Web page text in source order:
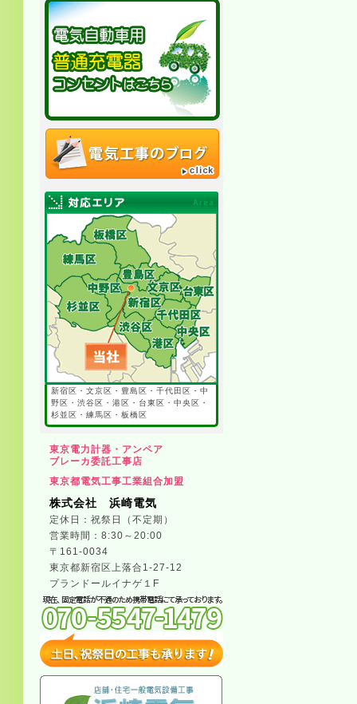
新宿区・文京区・豊島区・千代田区・中
野区・渋谷区・港区・台東区・中央区・
杉並区・練馬区・板橋区
東京電力計器・アンペア
ブレーカ委託工事店
東京都電気工事工業組合加盟
株式会社 浜崎電気
定休日：祝祭日（不定期）
営業時間：8:30～20:00
〒161-0034
東京都新宿区上落合1-27-12
プランドールイナゲ１F